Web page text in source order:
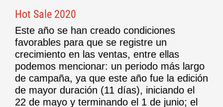
Hot Sale 2020
Este año se han creado condiciones
favorables para que se registre un
crecimiento en las ventas, entre ellas
podemos mencionar: un periodo más largo
de campaña, ya que este año fue la edición
de mayor duración (11 días), iniciando el
22 de mayo y terminando el 1 de junio; el